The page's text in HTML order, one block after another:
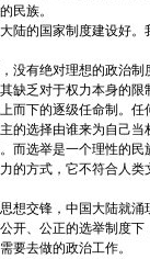
民族。
的国家制度建设好。
有绝对理想的政治制
缺乏对于权力本身的限
下的逐级任命制。任
的选择由谁来为自己
选举是一个理性的民
的方式，它不符合人
交锋，中国大陆就涌
开、公正的选举制度
要去做的政治工作。